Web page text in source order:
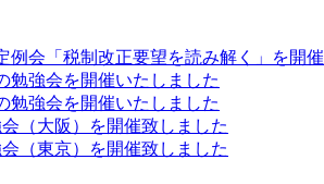
例
勉
強
会
の
例会「税制改正要望を読み解く」を開
勉強会を開催いたしました
勉強会を開催いたしました
（大阪）を開催致しました
（東京）を開催致しました